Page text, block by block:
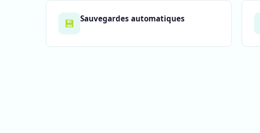
💾 Sauvegardes automatiques